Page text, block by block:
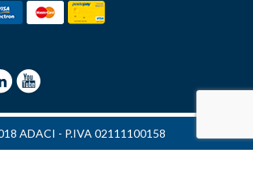
ADACI - P.IVA 02111100158